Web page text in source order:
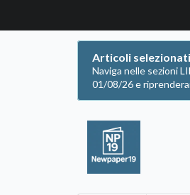
Articoli
Naviga nelle sezioni
01/08/26 e